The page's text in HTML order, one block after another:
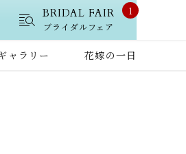
BRIDAL FAIR
ブライダルフェア
1
ャラリー 花嫁の一日